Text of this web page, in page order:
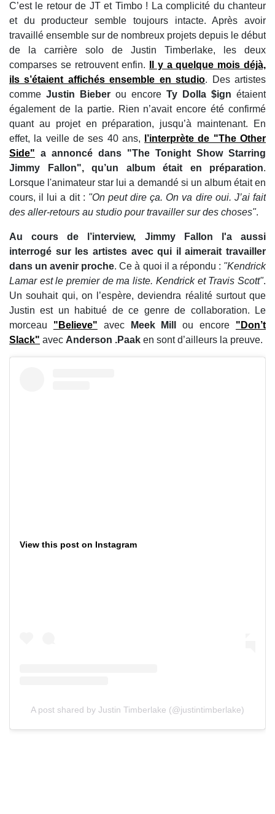
C’est le retour de JT et Timbo ! La complicité du chanteur
et du producteur semble toujours intacte. Après avoir
travaillé ensemble sur de nombreux projets depuis le début
de la carrière solo de Justin Timberlake, les deux
comparses se retrouvent enfin.
Il y a quelque mois déjà,
ils s’étaient affichés ensemble en studio. Des artistes
comme Justin Bieber ou encore Ty Dolla $ign étaient
également de la partie. Rien n’avait encore été confirmé
quant au projet en préparation, jusqu’à maintenant. En
effet, la veille de ses 40 ans,
l’interprète de "The Other
Side" a annoncé dans "The Tonight Show Starring
Jimmy Fallon", qu’un album était en préparation.
Lorsque l'animateur star lui a demandé si un album était en
cours, il lui a dit : "On peut dire ça. On va dire oui. J’ai fait
des aller-retours au studio pour travailler sur des choses".
Au cours de l’interview, Jimmy Fallon l'a aussi
interrogé sur les artistes avec qui il aimerait travailler
dans un avenir proche. Ce à quoi il a répondu : "Kendrick
Lamar est le premier de ma liste. Kendrick et Travis Scott".
Un souhait qui, on l’espère, deviendra réalité surtout que
Justin est un habitué de ce genre de collaboration. Le
morceau "Believe" avec Meek Mill ou encore "Don’t
Slack" avec Anderson .Paak en sont d’ailleurs la preuve.
View this post on Instagram
A post shared by Justin Timberlake (@justintimberlake)